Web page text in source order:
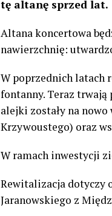
tę altanę sprzed lat.
Altana koncertowa
nawierzchnię:
W poprzednich latach
fontanny. Teraz trwają
alejki zostały na
Krzywoustego) oraz
W ramach inwestycji
Rewitalizacja dotyczy
Jaranowskiego z